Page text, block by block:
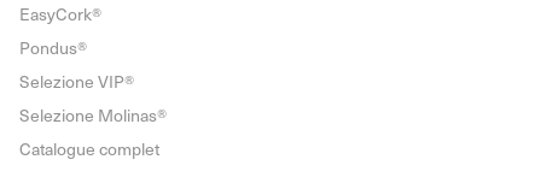
EasyCork®
Pondus®
Selezione VIP®
Selezione Molinas®
Catalogue complet